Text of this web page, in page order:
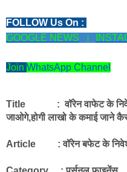
FOLLOW Us On :
GOOGLE NEWS ।
Join WhatsApp Channel
Title             : वॉरेन वाफेट के
जाओगे,होगी लाखो के कमाई जाने
Article         : वॉरेन बफेट के